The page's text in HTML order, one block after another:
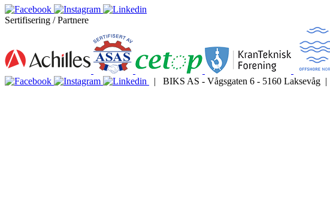
Sertifisering / Partnere
| BIKS AS - Vågsgaten 6 - 5160 Laksevåg |